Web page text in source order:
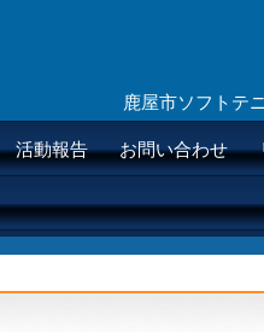
鹿屋市ソフトテ
活動報告 お問い合わせ